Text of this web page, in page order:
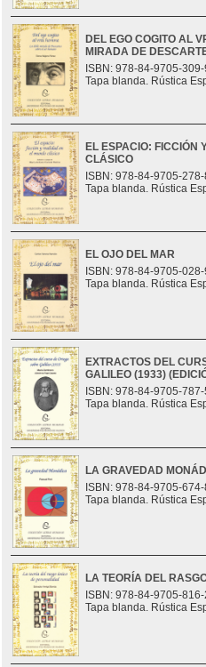
DEL EGO COGITO AL
MIRADA DE
ISBN: 978-84-9705-309-
Tapa blanda. Rústica
EL ESPACIO: FICCIÓN
CLÁSICO
ISBN: 978-84-9705-278-
Tapa blanda. Rústica
EL OJO DEL MAR
ISBN: 978-84-9705-028-
Tapa blanda. Rústica
EXTRACTOS DEL
GALILEO (1933)
ISBN: 978-84-9705-787-
Tapa blanda. Rústica
LA GRAVEDAD
ISBN: 978-84-9705-674-
Tapa blanda. Rústica
LA TEORÍA DEL
ISBN: 978-84-9705-816-
Tapa blanda. Rústica